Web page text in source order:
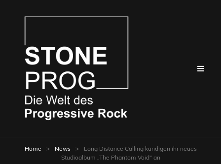
Home > News >
Long Distance Calling kündigen ihr neues
Studioalbum „The Phantom Void“ an